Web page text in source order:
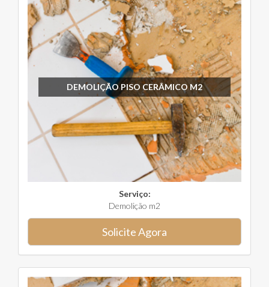
DEMOLIÇÃO PISO CERÂMICO M2
Serviço:
Demolição m2
Solicite Agora